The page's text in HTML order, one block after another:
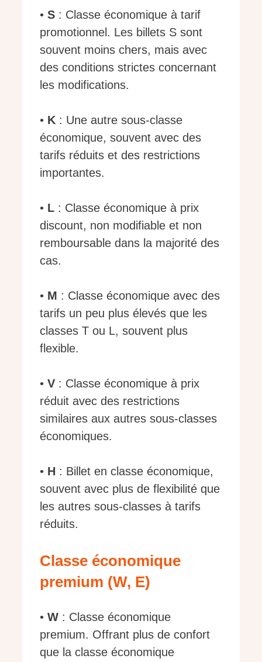
• S : Classe économique à tarif
promotionnel. Les billets S sont
souvent moins chers, mais avec
des conditions strictes concernant
les modifications.
• K : Une autre sous-classe
économique, souvent avec des
tarifs réduits et des restrictions
importantes.
• L : Classe économique à prix
discount, non modifiable et non
remboursable dans la majorité des
cas.
• M : Classe économique avec des
tarifs un peu plus élevés que les
classes T ou L, souvent plus
flexible.
• V : Classe économique à prix
réduit avec des restrictions
similaires aux autres sous-classes
économiques.
• H : Billet en classe économique,
souvent avec plus de flexibilité que
les autres sous-classes à tarifs
réduits.
Classe économique
premium (W, E)
• W : Classe économique
premium. Offrant plus de confort
que la classe économique